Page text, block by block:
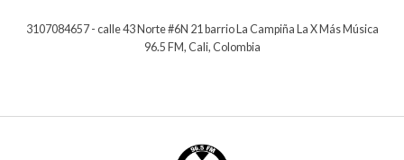
3107084657 - calle 43 Norte #6N 21 barrio La Campiña La X Más Música
96.5 FM, Cali, Colombia